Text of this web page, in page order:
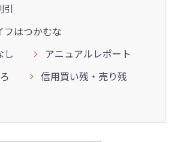
引
フはつかむな
し
アニュアルレポート
信用買い残・売り残